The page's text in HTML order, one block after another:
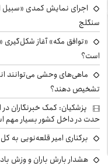
اجرای نمایش کمدی «سبیل
سنگلج
«توافق مکه» آغاز شکل‌گیری
است؟
ماهی‌های وحشی می‌توانند
تشخیص دهند؟
پزشکیان: کمک خبرنگاران در
حدت در داخل کشور بسیار مهم
برکناری امیر قلعه‌نویی به
هشدار بارش باران و وزش